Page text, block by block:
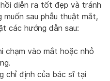
diễn ra tốt đẹp và tránh
muốn sau phẫu thuật mắt,
các hướng dẫn sau:
chạm vào mắt hoặc nhỏ
chỉ định của bác sĩ tại